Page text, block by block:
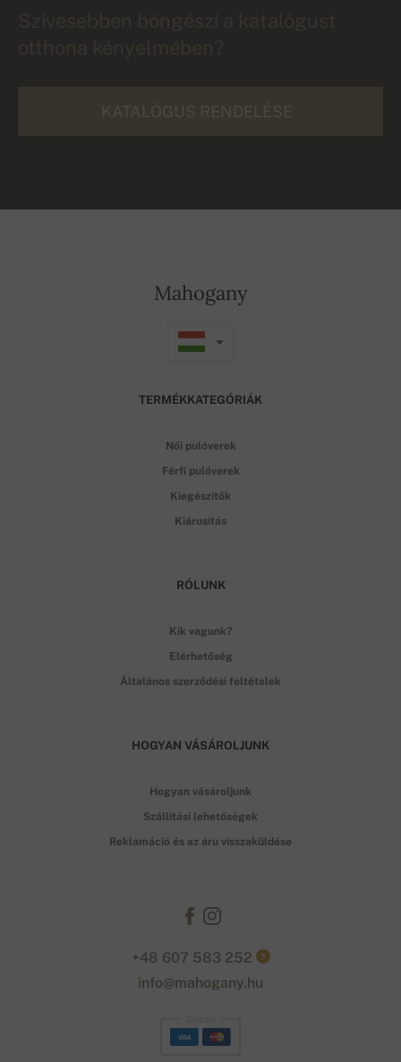
Mahogany
TERMÉKKATEGÓRIÁK
Női pulóverek
Férfi pulóverek
Kiegészítők
Kiárusítás
RÓLUNK
Kik vagunk?
Elérhetőség
Általános szerződési feltételek
HOGYAN VÁSÁROLJUNK
Hogyan vásároljunk
Szállítási lehetőségek
Reklamáció és az áru visszaküldése
+48 607 583 252 ?
info@mahogany.hu